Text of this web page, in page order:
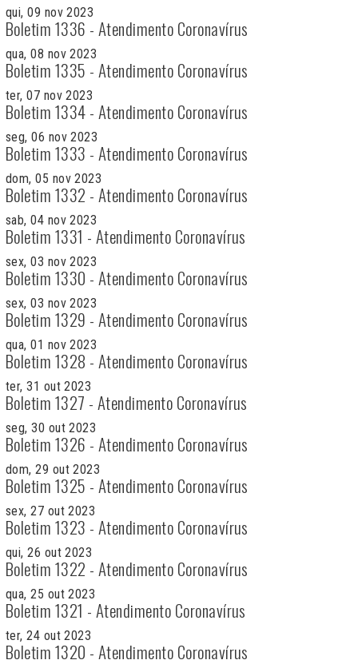
qui, 09 nov 2023
Boletim 1336 - Atendimento Coronavírus
qua, 08 nov 2023
Boletim 1335 - Atendimento Coronavírus
ter, 07 nov 2023
Boletim 1334 - Atendimento Coronavírus
seg, 06 nov 2023
Boletim 1333 - Atendimento Coronavírus
dom, 05 nov 2023
Boletim 1332 - Atendimento Coronavírus
sab, 04 nov 2023
Boletim 1331 - Atendimento Coronavírus
sex, 03 nov 2023
Boletim 1330 - Atendimento Coronavírus
sex, 03 nov 2023
Boletim 1329 - Atendimento Coronavírus
qua, 01 nov 2023
Boletim 1328 - Atendimento Coronavírus
ter, 31 out 2023
Boletim 1327 - Atendimento Coronavírus
seg, 30 out 2023
Boletim 1326 - Atendimento Coronavírus
dom, 29 out 2023
Boletim 1325 - Atendimento Coronavírus
sex, 27 out 2023
Boletim 1323 - Atendimento Coronavírus
qui, 26 out 2023
Boletim 1322 - Atendimento Coronavírus
qua, 25 out 2023
Boletim 1321 - Atendimento Coronavírus
ter, 24 out 2023
Boletim 1320 - Atendimento Coronavírus